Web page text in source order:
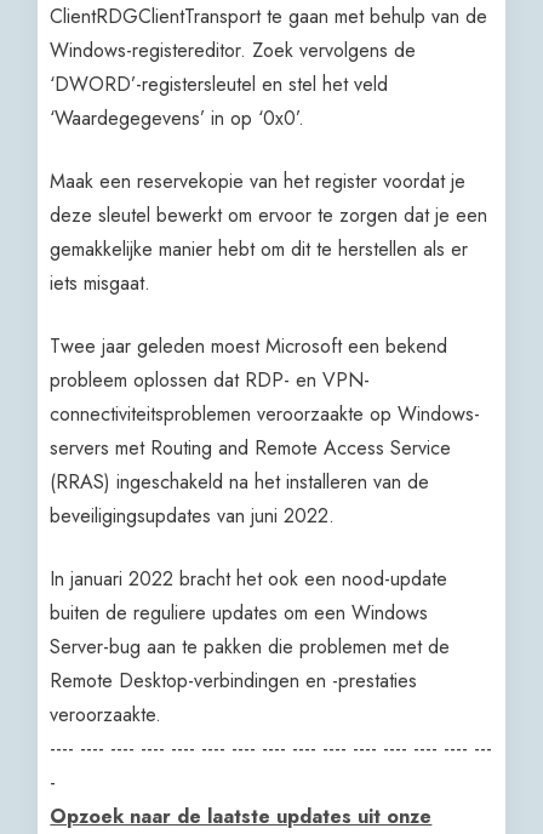
ClientRDGClientTransport te gaan met behulp van de
Windows-registereditor. Zoek vervolgens de
‘DWORD’-registersleutel en stel het veld
‘Waardegegevens’ in op ‘0x0’.
Maak een reservekopie van het register voordat je
deze sleutel bewerkt om ervoor te zorgen dat je een
gemakkelijke manier hebt om dit te herstellen als er
iets misgaat.
Twee jaar geleden moest Microsoft een bekend
probleem oplossen dat RDP- en VPN-
connectiviteitsproblemen veroorzaakte op Windows-
servers met Routing and Remote Access Service
(RRAS) ingeschakeld na het installeren van de
beveiligingsupdates van juni 2022.
In januari 2022 bracht het ook een nood-update
buiten de reguliere updates om een Windows
Server-bug aan te pakken die problemen met de
Remote Desktop-verbindingen en -prestaties
veroorzaakte.
---- ---- ---- ---- ---- ---- ---- ---- ---- ---- ---- ---- ---- ---- ---
-
Opzoek naar de laatste updates uit onze